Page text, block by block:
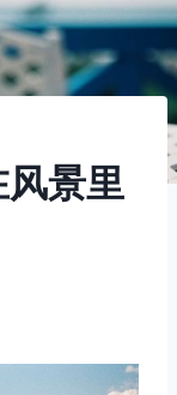
景里